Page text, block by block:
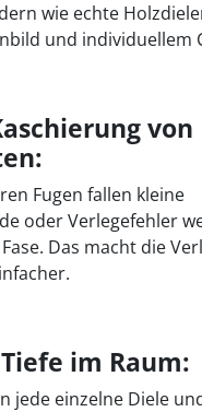
wie echte
und individuellem
von
Fugen fallen kleine
oder Verlegefehler
Das macht die
im Raum:
jede einzelne Diele